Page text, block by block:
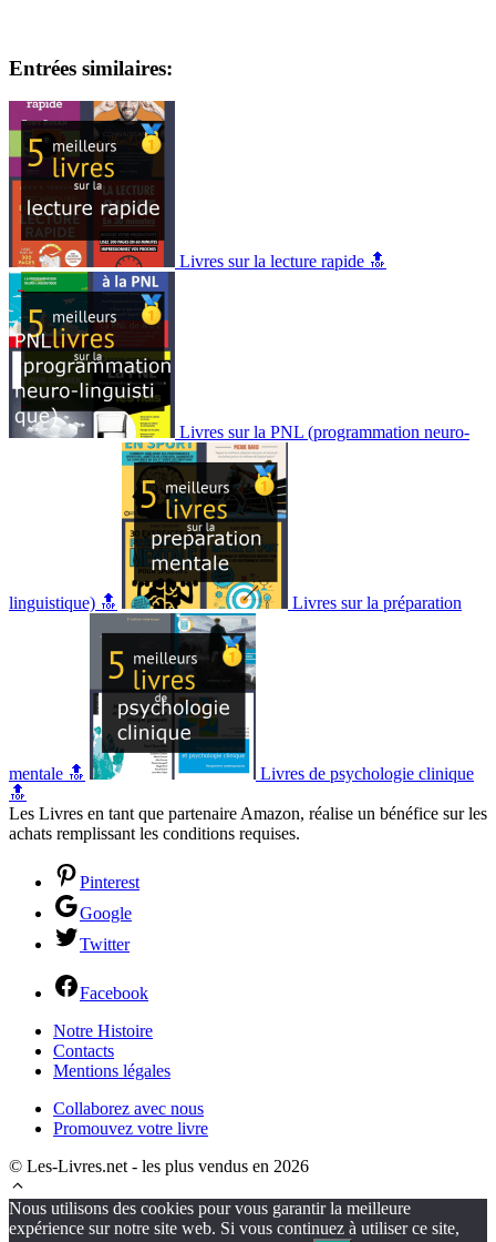
Entrées similaires:
Livres sur la lecture rapide 🔝
Livres sur la PNL (programmation neuro-
linguistique) 🔝 Livres sur la préparation
mentale 🔝
Livres de psychologie clinique
🔝
Les Livres en tant que partenaire Amazon, réalise un bénéfice sur les
achats remplissant les conditions requises.
Pinterest
Google
Twitter
Facebook
Notre Histoire
Contacts
Mentions légales
Collaborez avec nous
Promouvez votre livre
© Les-Livres.net - les plus vendus en 2026
Nous utilisons des cookies pour vous garantir la meilleure
expérience sur notre site web. Si vous continuez à utiliser ce site,